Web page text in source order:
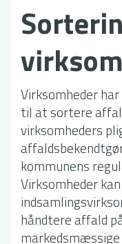
Virksomheder
til at sortere
virksomheders
kommunens
Virksomheder
håndtere affald
markedsmæssige